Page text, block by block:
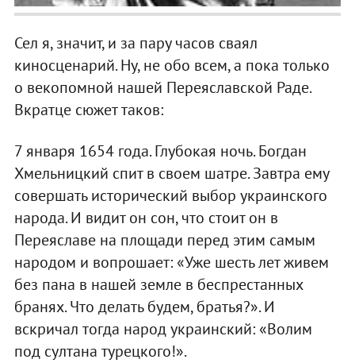
Сел я, значит, и за пару часов сваял
киносценарий. Ну, не обо всем, а пока только
о векопомной нашей Переяславской Раде.
Вкратце сюжет таков:
7 января 1654 года. Глубокая ночь. Богдан
Хмельницкий спит в своем шатре. Завтра ему
совершать исторический выбор украинского
народа. И видит он сон, что стоит он в
Переяславе на площади перед этим самым
народом и вопрошает: «Уже шесть лет живем
без пана в нашей земле в беспрестанных
бранях. Что делать будем, братья?». И
вскричал тогда народ украинский: «Волим
под султана турецкого!».